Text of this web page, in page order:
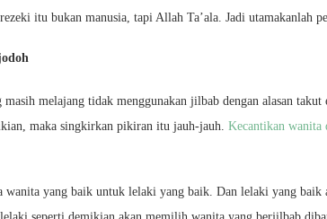
itu bukan manusia, tapi Allah Ta’ala. Jadi utamakanlah
melajang tidak menggunakan jilbab dengan alasan
maka singkirkan pikiran itu jauh-jauh. Kecantikan wanita
wanita yang baik untuk lelaki yang baik. Dan lelaki yang baik